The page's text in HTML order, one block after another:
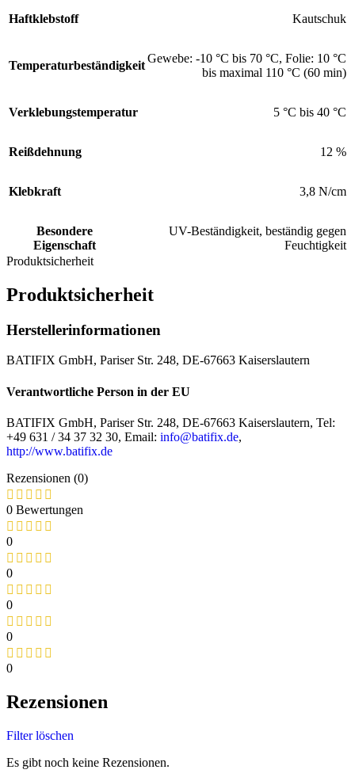
Haftklebstoff Kautschuk
Temperaturbeständigkeit
Gewebe: -10 °C bis 70 °C, Folie: 10 °C
bis maximal 110 °C (60 min)
Verklebungstemperatur 5 °C bis 40 °C
Reißdehnung 12 %
Klebkraft 3,8 N/cm
Besondere
Eigenschaft
UV-Beständigkeit, beständig gegen
Feuchtigkeit
Produktsicherheit
Produktsicherheit
Herstellerinformationen
BATIFIX GmbH, Pariser Str. 248, DE-67663 Kaiserslautern
Verantwortliche Person in der EU
BATIFIX GmbH, Pariser Str. 248, DE-67663 Kaiserslautern, Tel:
+49 631 / 34 37 32 30, Email: info@batifix.de,
http://www.batifix.de
Rezensionen (0)
0 Bewertungen
0
0
0
0
0
Rezensionen
Filter löschen
Es gibt noch keine Rezensionen.